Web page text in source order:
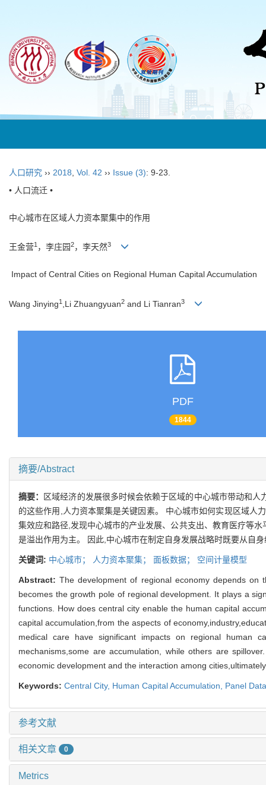
人口研究 ›› 2018 Vol. 42 ›› Issue (3): 9-23.
• 人口流迁 •
中心城市在区域人力资本聚集中的作用
王金营1 ，李庄园2，李天然3
Impact of Central Cities on Regional Human Capital Accumulation
Wang Jinying1 ,Li Zhuangyuan2 and Li Tianran3
PDF
1844
摘要/Abstract
摘要： 区域经济的发展很多时候会依赖于区域的中心城市带动和人
的这些作用 人力资本聚集是关键因素。 中心城市如何实现区域人
集效应和路径 发现中心城市的产业发展、 公共支出、 教育医疗等水
是溢出作用为主。 因此 中心城市在制定自身发展战略时既要从自
关键词: 中心城市； 人力资本聚集； 面板数据； 空间计量模型
Abstract:The development of regional economy depends
becomes the growth pole of regional development. It plays a
functions. How does central city enable the humancapital
capital accumulation ,from the aspects of economy, industry,
medical care have significant impacts on regional human
mechanisms some are accumulation
while others are
economic development and the interaction among cities
Keywords: Central City, Human Capital Accumulation Panel Data
参考文献
相关文章 0
Metrics